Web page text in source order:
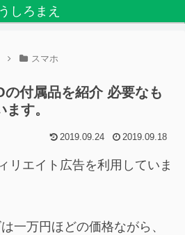
うしろまえ
スマホ
付属品を紹介 必要なも
す。
2019.09.24 2019.09.18
リエイト広告を利用していま
一万円ほどの価格ながら、